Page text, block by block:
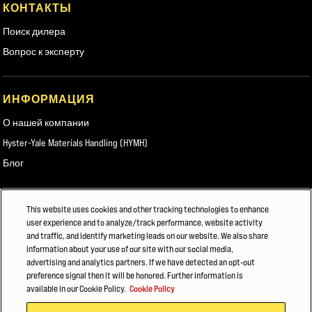
КОНТАКТЫ
Поиск дилера
Вопрос к эксперту
ИНФОРМАЦИЯ
О нашей компании
Hyster-Yale Materials Handling (HYMH)
Блог
ВАКАНСИИ
Вакансии
© 2026 Hyster-Yale Group, Inc. Все права защищены.
This website uses cookies and other tracking technologies to enhance
user experience and to analyze/track performance, website activity
and traffic, and identify marketing leads on our website. We also share
information about your use of our site with our social media,
advertising and analytics partners. If we have detected an opt-out
preference signal then it will be honored. Further information is
available in our Cookie Policy. Cookie Policy